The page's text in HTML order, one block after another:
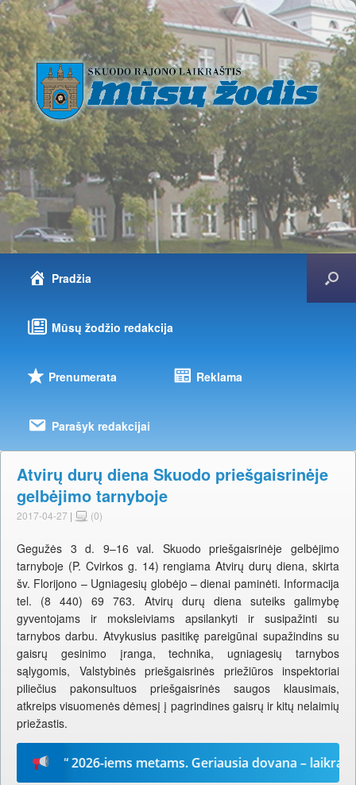
Pradžia
Mūsų žodžio redakcija
Prenumerata Reklama
Parašyk redakcijai
Atvirų durų diena Skuodo priešgaisrinėje
gelbėjimo tarnyboje
2017-04-27 | (0)
Gegužės 3 d. 9–16 val. Skuodo priešgaisrinėje gelbėjimo
tarnyboje (P. Cvirkos g. 14) rengiama Atvirų durų diena, skirta
šv. Florijono – Ugniagesių globėjo – dienai paminėti. Informacija
tel. (8 440) 69 763. Atvirų durų diena suteiks galimybę
gyventojams ir moksleiviams apsilankyti ir susipažinti su
tarnybos darbu. Atvykusius pasitikę pareigūnai supažindins su
gaisrų gesinimo įranga, technika, ugniagesių tarnybos
sąlygomis, Valstybinės priešgaisrinės priežiūros inspektoriai
piliečius pakonsultuos priešgaisrinės saugos klausimais,
atkreips visuomenės dėmesį į pagrindines gaisrų ir kitų nelaimių
priežastis.
žodį“ 2026-iems metams. Geriausia dovana – laikraštis!